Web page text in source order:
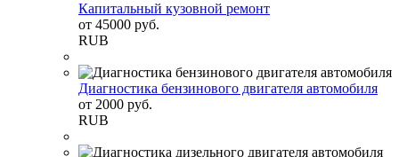
Капитальный кузовной ремонт
от 45000 руб.
RUB
Диагностика бензинового двигателя автомобиля
от 2000 руб.
RUB